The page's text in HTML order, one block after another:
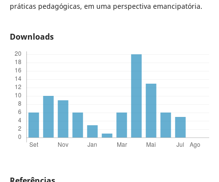
práticas pedagógicas, em uma perspectiva emancipatória.
Downloads